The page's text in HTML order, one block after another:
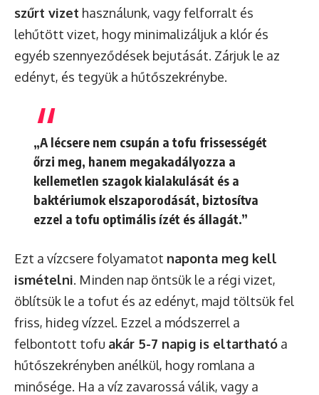
szűrt vizet használunk, vagy felforralt és
lehűtött vizet, hogy minimalizáljuk a klór és
egyéb szennyeződések bejutását. Zárjuk le az
edényt, és tegyük a hűtőszekrénybe.
„A lécsere nem csupán a tofu frissességét
őrzi meg, hanem megakadályozza a
kellemetlen szagok kialakulását és a
baktériumok elszaporodását, biztosítva
ezzel a tofu optimális ízét és állagát.”
Ezt a vízcsere folyamatot naponta meg kell
ismételni. Minden nap öntsük le a régi vizet,
öblítsük le a tofut és az edényt, majd töltsük fel
friss, hideg vízzel. Ezzel a módszerrel a
felbontott tofu akár 5-7 napig is eltartható a
hűtőszekrényben anélkül, hogy romlana a
minősége. Ha a víz zavarossá válik, vagy a